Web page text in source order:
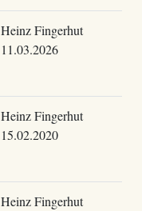
Heinz Fingerhut
11.03.2026
Heinz Fingerhut
15.02.2020
Heinz Fingerhut